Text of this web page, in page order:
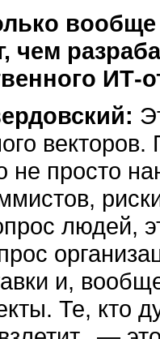
чем
ИТ-
не просто
людей,
и,
Те, кто